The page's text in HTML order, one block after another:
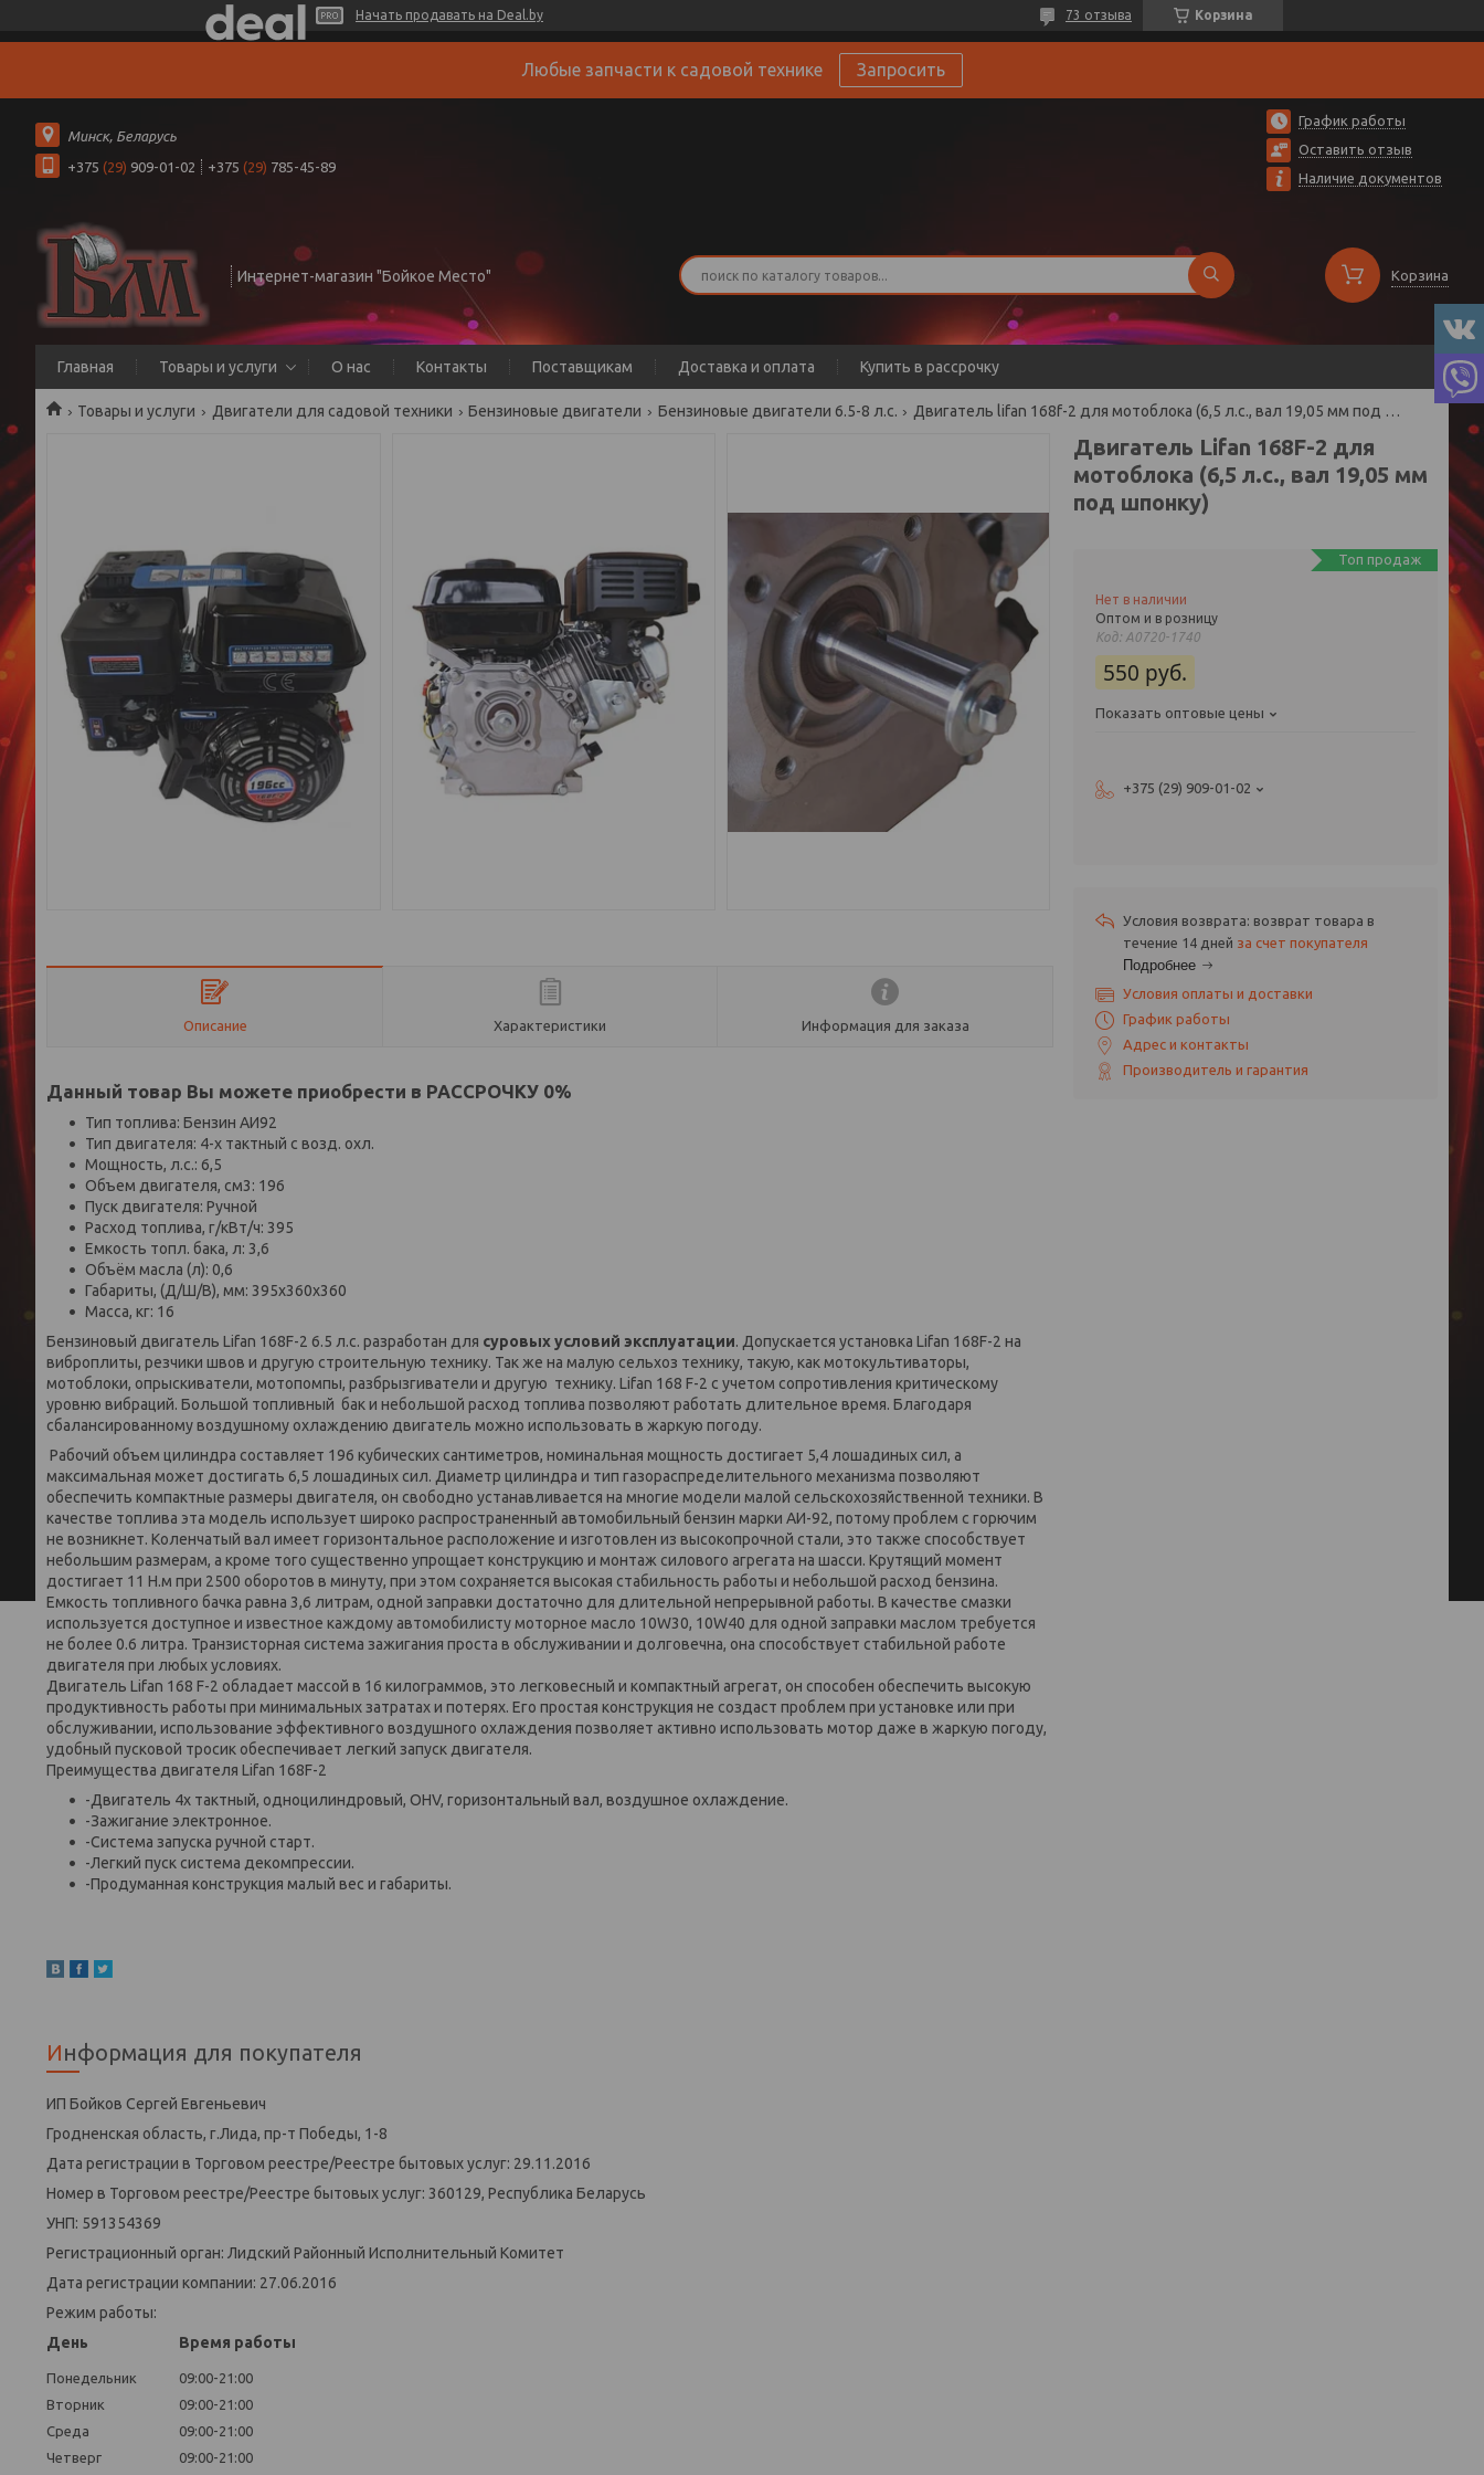
Начать продавать на Deal.by Корзина
73 отзыва
Любые запчасти к садовой технике Запросить
Минск, Беларусь
+375 (29) 909-01-02 +375 (29) 785-45-89
График работы
Оставить отзыв
Наличие документов
Интернет-магазин "Бойкое Место" Корзина
Главная Товары и услуги О нас Контакты Поставщикам Доставка и оплата Купить в рассрочку
Товары и услуги Двигатели для садовой техники Бензиновые двигатели Бензиновые двигатели 6.5-8 л.с. Двигатель lifan 168f-2 для мотоблока (6,5 л.с., вал 19,05 мм под шпонку)
Описание Характеристики Информация для заказа
Данный товар Вы можете приобрести в РАССРОЧКУ 0%
Тип топлива: Бензин АИ92
Тип двигателя: 4-х тактный с возд. охл.
Мощность, л.с.: 6,5
Объем двигателя, см3: 196
Пуск двигателя: Ручной
Расход топлива, г/кВт/ч: 395
Емкость топл. бака, л: 3,6
Объём масла (л): 0,6
Габариты, (Д/Ш/В), мм: 395x360x360
Масса, кг: 16
Бензиновый двигатель Lifan 168F-2 6.5 л.с. разработан для суровых условий эксплуатации. Допускается установка Lifan 168F-2 на
виброплиты, резчики швов и другую строительную технику. Так же на малую сельхоз технику, такую, как мотокультиваторы,
мотоблоки, опрыскиватели, мотопомпы, разбрызгиватели и другую технику. Lifan 168 F-2 с учетом сопротивления критическому
уровню вибраций. Большой топливный бак и небольшой расход топлива позволяют работать длительное время. Благодаря
сбалансированному воздушному охлаждению двигатель можно использовать в жаркую погоду.
Рабочий объем цилиндра составляет 196 кубических сантиметров, номинальная мощность достигает 5,4 лошадиных сил, а
максимальная может достигать 6,5 лошадиных сил. Диаметр цилиндра и тип газораспределительного механизма позволяют
обеспечить компактные размеры двигателя, он свободно устанавливается на многие модели малой сельскохозяйственной техники. В
качестве топлива эта модель использует широко распространенный автомобильный бензин марки АИ-92, потому проблем с горючим
не возникнет. Коленчатый вал имеет горизонтальное расположение и изготовлен из высокопрочной стали, это также способствует
небольшим размерам, а кроме того существенно упрощает конструкцию и монтаж силового агрегата на шасси. Крутящий момент
достигает 11 Н.м при 2500 оборотов в минуту, при этом сохраняется высокая стабильность работы и небольшой расход бензина.
Емкость топливного бачка равна 3,6 литрам, одной заправки достаточно для длительной непрерывной работы. В качестве смазки
используется доступное и известное каждому автомобилисту моторное масло 10W30, 10W40 для одной заправки маслом требуется
не более 0.6 литра. Транзисторная система зажигания проста в обслуживании и долговечна, она способствует стабильной работе
двигателя при любых условиях.
Двигатель Lifan 168 F-2 обладает массой в 16 килограммов, это легковесный и компактный агрегат, он способен обеспечить высокую
продуктивность работы при минимальных затратах и потерях. Его простая конструкция не создаст проблем при установке или при
обслуживании, использование эффективного воздушного охлаждения позволяет активно использовать мотор даже в жаркую погоду,
удобный пусковой тросик обеспечивает легкий запуск двигателя.
Преимущества двигателя Lifan 168F-2
-Двигатель 4х тактный, одноцилиндровый, OHV, горизонтальный вал, воздушное охлаждение.
-Зажигание электронное.
-Система запуска ручной старт.
-Легкий пуск система декомпрессии.
-Продуманная конструкция малый вес и габариты.
Информация для покупателя
ИП Бойков Сергей Евгеньевич
Гродненская область, г.Лида, пр-т Победы, 1-8
Дата регистрации в Торговом реестре/Реестре бытовых услуг: 29.11.2016
Номер в Торговом реестре/Реестре бытовых услуг: 360129, Республика Беларусь
УНП: 591354369
Регистрационный орган: Лидский Районный Исполнительный Комитет
Дата регистрации компании: 27.06.2016
Режим работы:
День
Время работы
Понедельник
09:00-21:00
Вторник
09:00-21:00
Среда
09:00-21:00
Четверг
09:00-21:00
Двигатель Lifan 168F-2 для
мотоблока (6,5 л.с., вал 19,05 мм
под шпонку)
Топ продаж
Нет в наличии
Оптом и в розницу
Код: A0720-1740
550 руб.
Показать оптовые цены
+375 (29) 909-01-02
возврат товара в
течение 14 дней за счет покупателя
Подробнее
Условия оплаты и доставки
График работы
Адрес и контакты
Производитель и гарантия